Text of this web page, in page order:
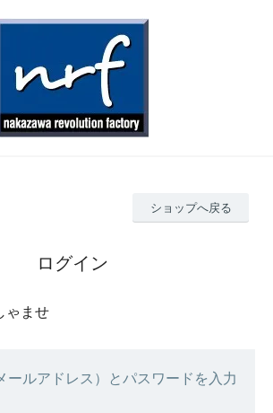
ショップへ戻る
ログイン
ゃませ
ールアドレス）とパスワードを入力